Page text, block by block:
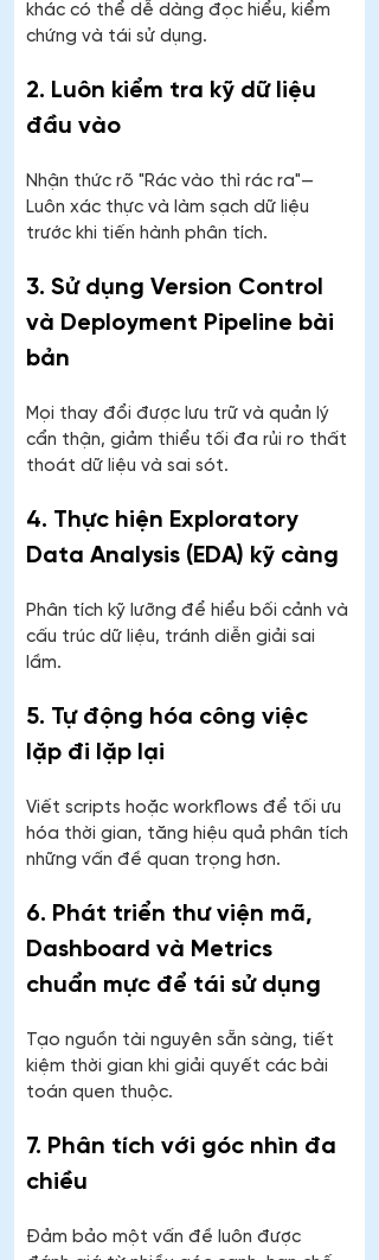
khác có thể dễ dàng đọc hiểu, kiểm
chứng và tái sử dụng.
2. Luôn kiểm tra kỹ dữ liệu
đầu vào
Nhận thức rõ "Rác vào thì rác ra"—
Luôn xác thực và làm sạch dữ liệu
trước khi tiến hành phân tích.
3. Sử dụng Version Control
và Deployment Pipeline bài
bản
Mọi thay đổi được lưu trữ và quản lý
cẩn thận, giảm thiểu tối đa rủi ro thất
thoát dữ liệu và sai sót.
4. Thực hiện Exploratory
Data Analysis (EDA) kỹ càng
Phân tích kỹ lưỡng để hiểu bối cảnh và
cấu trúc dữ liệu, tránh diễn giải sai
lầm.
5. Tự động hóa công việc
lặp đi lặp lại
Viết scripts hoặc workflows để tối ưu
hóa thời gian, tăng hiệu quả phân tích
những vấn đề quan trọng hơn.
6. Phát triển thư viện mã,
Dashboard và Metrics
chuẩn mực để tái sử dụng
Tạo nguồn tài nguyên sẵn sàng, tiết
kiệm thời gian khi giải quyết các bài
toán quen thuộc.
7. Phân tích với góc nhìn đa
chiều
Đảm bảo một vấn đề luôn được